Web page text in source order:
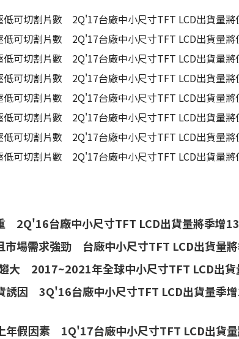
低可切割片數 2Q'17台廠中小尺寸TFT LCD出貨量將
低可切割片數 2Q'17台廠中小尺寸TFT LCD出貨量將
低可切割片數 2Q'17台廠中小尺寸TFT LCD出貨量將
低可切割片數 2Q'17台廠中小尺寸TFT LCD出貨量將
低可切割片數 2Q'17台廠中小尺寸TFT LCD出貨量將
低可切割片數 2Q'17台廠中小尺寸TFT LCD出貨量將
低可切割片數 2Q'17台廠中小尺寸TFT LCD出貨量將
低可切割片數 2Q'17台廠中小尺寸TFT LCD出貨量將
2Q'16台廠中小尺寸TFT LCD出貨量將季增
市場需求強勁 台廠中小尺寸TFT LCD出貨量
大 2017~2021年全球中小尺寸TFT LCD出貨
誘因 3Q'16台廠中小尺寸TFT LCD出貨量
年假因素 1Q'17台廠中小尺寸TFT LCD出貨